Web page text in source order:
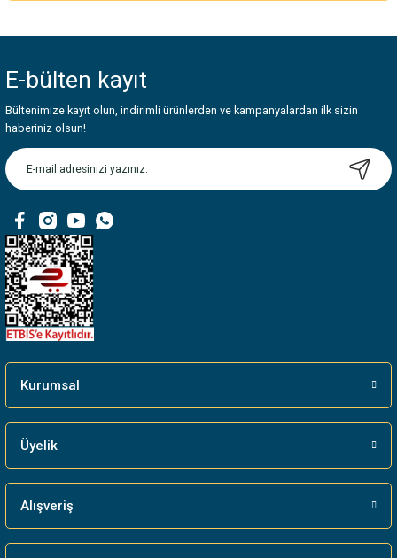
Görüş ve önerileriniz için teşekkür ederiz.
Ürün resmi kalitesiz, bozuk veya görüntülenemiyor.
Ürün açıklamasında eksik bilgiler bulunuyor.
Ürün bilgilerinde hatalar bulunuyor.
Bu ürüne benzer farklı alternatifler olmalı.
E-bülten kayıt
Bültenimize kayıt olun, indirimli ürünlerden ve kampanyalardan ilk sizin
haberiniz olsun!
Kurumsal
Üyelik
Alışveriş